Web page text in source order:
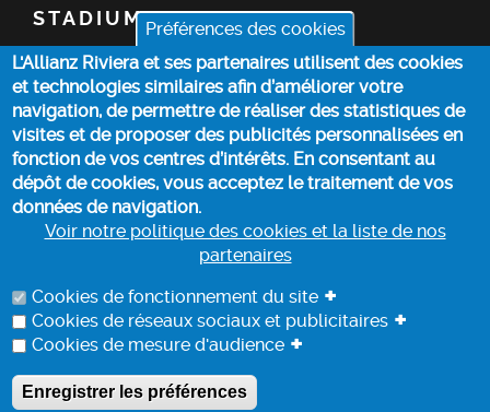
Préférences des cookies
L'Allianz Riviera et ses partenaires utilisent des cookies
et technologies similaires afin d’améliorer votre
navigation, de permettre de réaliser des statistiques de
visites et de proposer des publicités personnalisées en
fonction de vos centres d’intérêts. En consentant au
dépôt de cookies, vous acceptez le traitement de vos
données de navigation.
Voir notre politique des cookies et la liste de nos
partenaires
Cookies de fonctionnement du site +
Cookies de réseaux sociaux et publicitaires +
Cookies de mesure d'audience +
Enregistrer les préférences
STADIUM
TICKETS
TOP STORIES
PRACTICAL INFO
DATA PROCESSING INFORMATION